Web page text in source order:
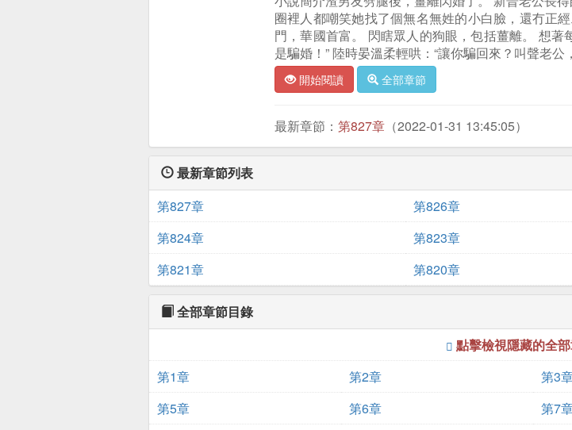
圈裡人都嘲笑她找了個無名無姓的小白臉，還冇正
門，華國首富。 閃瞎眾人的狗眼，包括薑離。 想著
是騙婚！” 陸時晏溫柔輕哄：“讓你騙回來？叫聲老公
開始閱讀 全部章節
最新章節： 第827章（2022-01-31 13:45:05）
最新章節列表
第827章
第826章
第824章
第823章
第821章
第820章
全部章節目錄
點擊檢視隱藏的全
第1章
第2章 第3
第5章
第6章 第7